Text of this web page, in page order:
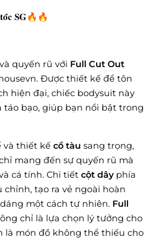
𝐭𝐨̂́𝐜 𝐒𝐆🔥🔥
quyến rũ với Full Cut Out
Được thiết kế để tôn
hiện đại, chiếc bodysuit này
táo bạo, giúp bạn nổi bật trong
và thiết kế cổ tàu sang trọng,
mang đến sự quyến rũ mà
cá tính. Chi tiết cột dâyphía
tạo ra vẻ ngoài hoàn
một cách tự nhiên. Full
chỉ là lựa chọn lý tưởng cho
là món đồ không thể thiếu cho